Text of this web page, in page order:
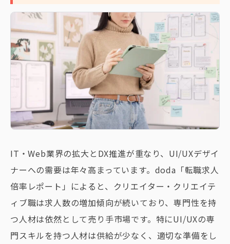
IT・Web業界の拡大とDX推進が重なり、UI/UXデザイ
ナーへの需要は年々高まっています。doda「転職求人
倍率レポート」によると、クリエイター・クリエイテ
ィブ職は求人数の増加傾向が続いており、専門性を持
つ人材は依然として売り手市場です。特にUI/UXの専
門スキルを持つ人材は供給が少なく、適切な準備をし